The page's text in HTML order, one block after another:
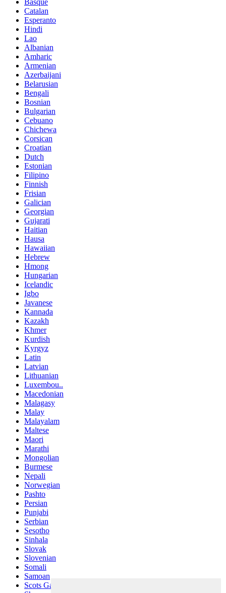
Basque
Catalan
Esperanto
Hindi
Lao
Albanian
Amharic
Armenian
Azerbaijani
Belarusian
Bengali
Bosnian
Bulgarian
Cebuano
Chichewa
Corsican
Croatian
Dutch
Estonian
Filipino
Finnish
Frisian
Galician
Georgian
Gujarati
Haitian
Hausa
Hawaiian
Hebrew
Hmong
Hungarian
Icelandic
Igbo
Javanese
Kannada
Kazakh
Khmer
Kurdish
Kyrgyz
Latin
Latvian
Lithuanian
Luxembou..
Macedonian
Malagasy
Malay
Malayalam
Maltese
Maori
Marathi
Mongolian
Burmese
Nepali
Norwegian
Pashto
Persian
Punjabi
Serbian
Sesotho
Sinhala
Slovak
Slovenian
Somali
Samoan
Scots Gaelic